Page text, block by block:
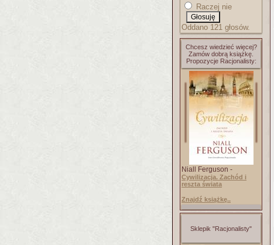
Raczej nie
Oddano 121 głosów.
Chcesz wiedzieć więcej?
Zamów dobrą książkę.
Propozycje Racjonalisty:
Niall Ferguson -
Cywilizacja. Zachód i
reszta świata
Znajdź książkę..
Sklepik "Racjonalisty"